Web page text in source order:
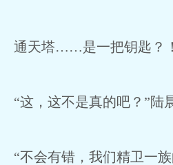
天塔……是一把钥匙？！
，这不是真的吧？”陆晨
会有错，我们精卫一族